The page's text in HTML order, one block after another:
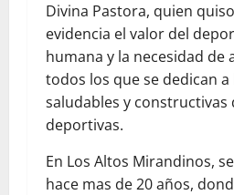
Divina Pastora, quien
evidencia el valor del
humana y la necesidad de
todos los que se dedican a
saludables y constructivas
deportivas.
En Los Altos Mirandinos,
hace mas de 20 años,